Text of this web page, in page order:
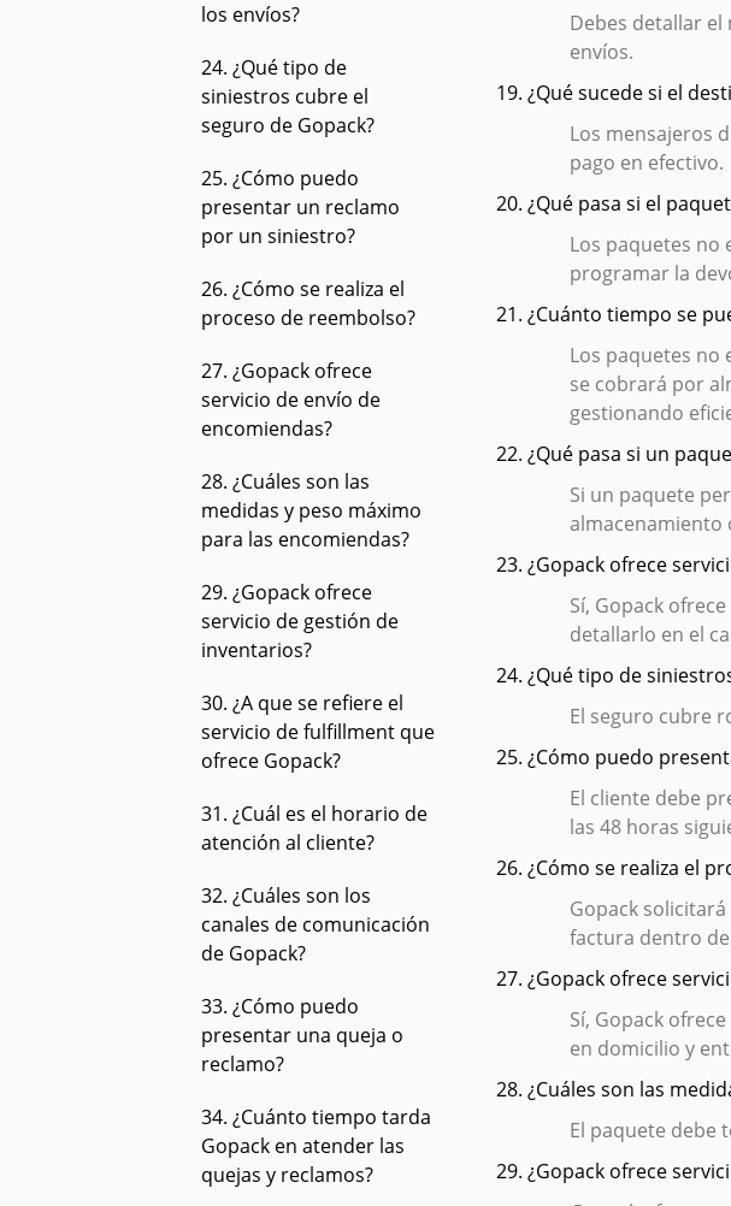
los envíos?
24. ¿Qué tipo de
siniestros cubre el
seguro de Gopack?
25. ¿Cómo puedo
presentar un reclamo
por un siniestro?
26. ¿Cómo se realiza el
proceso de reembolso?
27. ¿Gopack ofrece
servicio de envío de
encomiendas?
28. ¿Cuáles son las
medidas y peso máximo
para las encomiendas?
29. ¿Gopack ofrece
servicio de gestión de
inventarios?
30. ¿A que se refiere el
servicio de fulfillment que
ofrece Gopack?
31. ¿Cuál es el horario de
atención al cliente?
32. ¿Cuáles son los
canales de comunicación
de Gopack?
33. ¿Cómo puedo
presentar una queja o
reclamo?
34. ¿Cuánto tiempo tarda
Gopack en atender las
quejas y reclamos?
Debes detallar
envíos.
19. ¿Qué sucede si el
Los mensajeros
pago en efectivo.
20. ¿Qué pasa si el
Los paquetes no
programar la
21. ¿Cuánto tiempo se
Los paquetes no
se cobrará por
gestionando
22. ¿Qué pasa si un
Si un paquete
almacenamiento
23. ¿Gopack ofrece
Sí, Gopack
detallarlo en el
24. ¿Qué tipo de
El seguro cubre
25. ¿Cómo puedo
El cliente debe
las 48 horas
26. ¿Cómo se realiza el
Gopack
factura dentro
27. ¿Gopack ofrece
Sí, Gopack
en domicilio y
28. ¿Cuáles son las
El paquete debe
29. ¿Gopack ofrece